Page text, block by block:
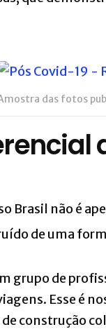
das fotos
Brasil não é
de uma
grupo de
Esse é
construção